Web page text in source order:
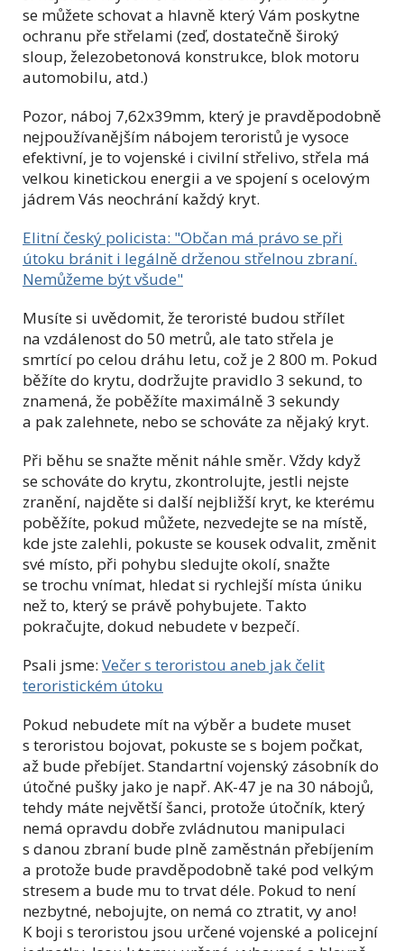
se můžete schovat a hlavně který Vám poskytne
ochranu pře střelami (zeď, dostatečně široký
sloup, železobetonová konstrukce, blok motoru
automobilu, atd.)
Pozor, náboj 7,62x39mm, který je pravděpodobně
nejpoužívanějším nábojem teroristů je vysoce
efektivní, je to vojenské i civilní střelivo, střela má
velkou kinetickou energii a ve spojení s ocelovým
jádrem Vás neochrání každý kryt.
Elitní český policista: "Občan má právo se při
útoku bránit i legálně drženou střelnou zbraní.
Nemůžeme být všude"
Musíte si uvědomit, že teroristé budou střílet
na vzdálenost do 50 metrů, ale tato střela je
smrtící po celou dráhu letu, což je 2 800 m. Pokud
běžíte do krytu, dodržujte pravidlo 3 sekund, to
znamená, že poběžíte maximálně 3 sekundy
a pak zalehnete, nebo se schováte za nějaký kryt.
Při běhu se snažte měnit náhle směr. Vždy když
se schováte do krytu, zkontrolujte, jestli nejste
zranění, najděte si další nejbližší kryt, ke kterému
poběžíte, pokud můžete, nezvedejte se na místě,
kde jste zalehli, pokuste se kousek odvalit, změnit
své místo, při pohybu sledujte okolí, snažte
se trochu vnímat, hledat si rychlejší místa úniku
než to, který se právě pohybujete. Takto
pokračujte, dokud nebudete v bezpečí.
Psali jsme: Večer s teroristou aneb jak čelit
teroristickém útoku
Pokud nebudete mít na výběr a budete muset
s teroristou bojovat, pokuste se s bojem počkat,
až bude přebíjet. Standartní vojenský zásobník do
útočné pušky jako je např. AK-47 je na 30 nábojů,
tehdy máte největší šanci, protože útočník, který
nemá opravdu dobře zvládnutou manipulaci
s danou zbraní bude plně zaměstnán přebíjením
a protože bude pravděpodobně také pod velkým
stresem a bude mu to trvat déle. Pokud to není
nezbytné, nebojujte, on nemá co ztratit, vy ano!
K boji s teroristou jsou určené vojenské a policejní